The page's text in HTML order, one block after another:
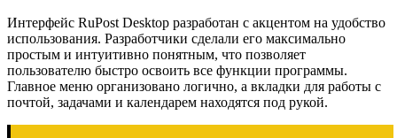
Интерфейс RuPost Desktop разработан с акцентом на удобство
использования. Разработчики сделали его максимально
простым и интуитивно понятным, что позволяет
пользователю быстро освоить все функции программы.
Главное меню организовано логично, а вкладки для работы с
почтой, задачами и календарем находятся под рукой.